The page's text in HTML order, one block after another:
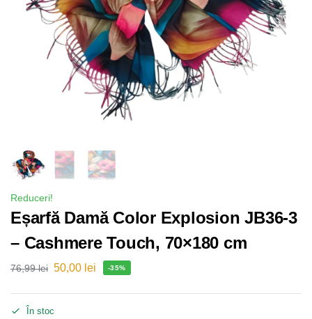
Reduceri!
Eșarfă Damă Color Explosion JB36-3
– Cashmere Touch, 70×180 cm
76,99lei 50,00 lei -35%
În stoc